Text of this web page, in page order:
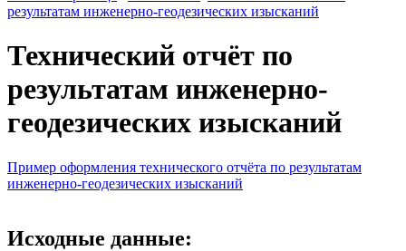
результатам инженерно-геодезических изысканий
Технический отчёт по
результатам инженерно-
геодезических изысканий
Пример оформления технического отчёта по результатам
инженерно-геодезических изысканий
Исходные данные: